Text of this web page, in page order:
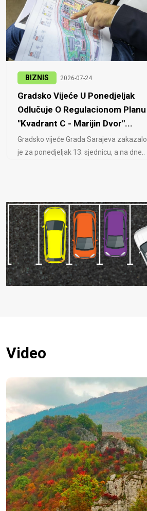
BIZNIS 2026-07-24
Gradsko Vijeće U Ponedjeljak
Odlučuje O Regulacionom Planu
"Kvadrant C - Marijin Dvor"...
Gradsko vijeće Grada Sarajeva zakazalo
je za ponedjeljak 13. sjednicu, a na dne..
Video